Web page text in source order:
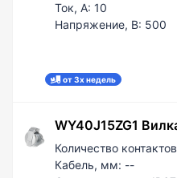
Ток, А: 10
Напряжение, В: 500
от 3х недель
WY40J15ZG1
Количество
Кабель, мм: --